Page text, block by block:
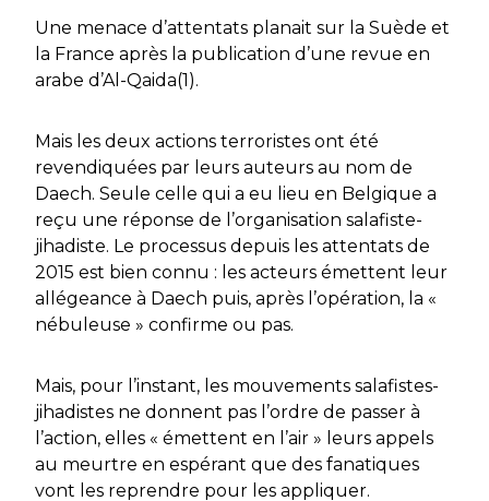
Une menace d’attentats planait sur la Suède et
la France après la publication d’une revue en
arabe d’Al-Qaida(1).
Mais les deux actions terroristes ont été
revendiquées par leurs auteurs au nom de
Daech. Seule celle qui a eu lieu en Belgique a
reçu une réponse de l’organisation salafiste-
jihadiste. Le processus depuis les attentats de
2015 est bien connu : les acteurs émettent leur
allégeance à Daech puis, après l’opération, la «
nébuleuse » confirme ou pas.
Mais, pour l’instant, les mouvements salafistes-
jihadistes ne donnent pas l’ordre de passer à
l’action, elles « émettent en l’air » leurs appels
au meurtre en espérant que des fanatiques
vont les reprendre pour les appliquer.